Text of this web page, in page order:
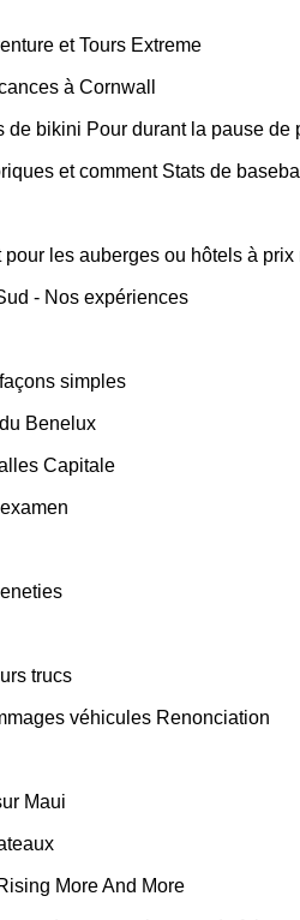
et Tours Extreme
à Cornwall
de bikini Pour durant la pause de
et comment Stats de
les auberges ou hôtels à prix
- Nos expériences
simples
Benelux
Capitale
trucs
véhicules Renonciation
Maui
More And More